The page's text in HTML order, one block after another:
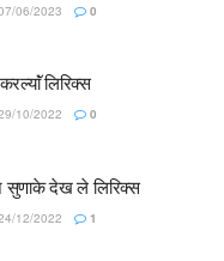
06/2023 0
लिरिक्स
10/2022 0
सुणाके देख ले लिरिक्स
12/2022 1